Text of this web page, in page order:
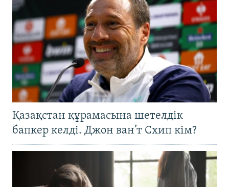
Қазақстан құрамасына шетелдік
бапкер келді. Джон ван’т Схип кім?